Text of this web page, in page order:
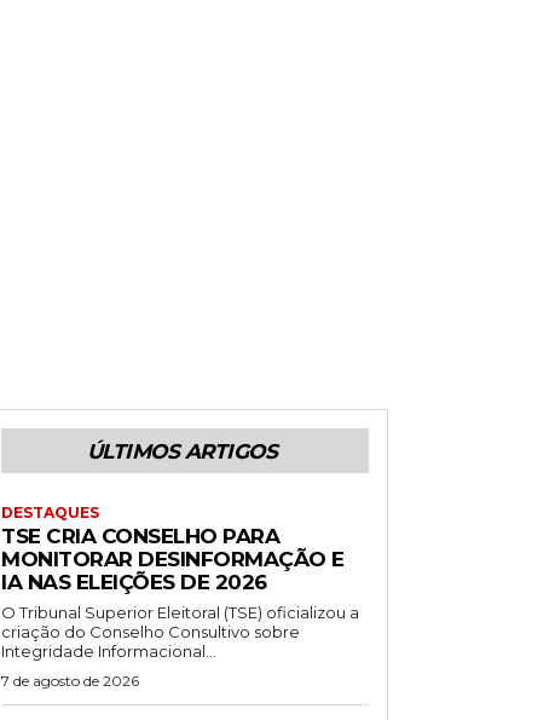
ÚLTIMOS ARTIGOS
DESTAQUES
TSE CRIA CONSELHO PARA
MONITORAR DESINFORMAÇÃO E
IA NAS ELEIÇÕES DE 2026
O Tribunal Superior Eleitoral (TSE) oficializou a
criação do Conselho Consultivo sobre
Integridade Informacional...
7 de agosto de 2026